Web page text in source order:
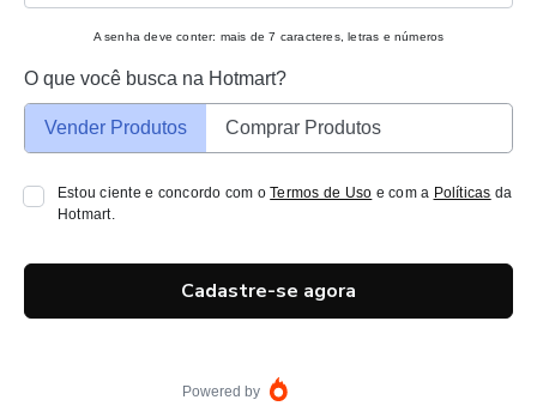
A senha deve conter: mais de 7 caracteres, letras e números
O que você busca na Hotmart?
Vender Produtos Comprar Produtos
Estou ciente e concordo com oTermos de Uso e com a Políticas da
Hotmart.
Cadastre-se agora
Powered by